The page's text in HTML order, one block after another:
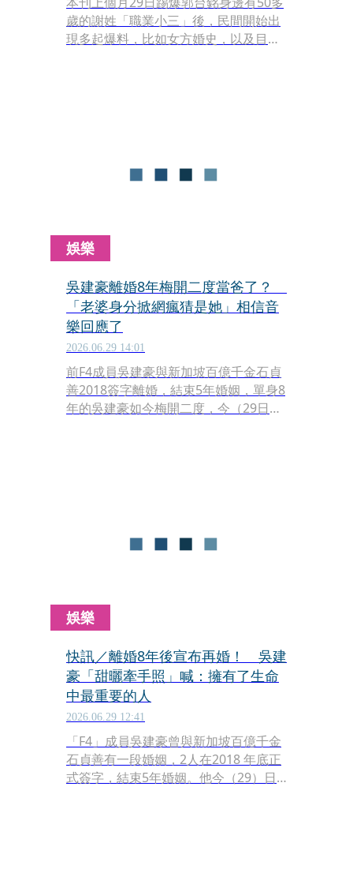
歲的謝姓「職業小三」後，民間開始出
現多起爆料，比如女方婚史，以及目前
娛樂
吳建豪離婚8年梅開二度當爸了？
「老婆身分掀網瘋猜是她」相信音
樂回應了
2026.06.29 14:01
前F4成員吳建豪與新加坡百億千金石貞
善2018簽字離婚，結束5年婚姻，單身8
年的吳建豪如今梅開二度，今（29日）
娛樂
快訊／離婚8年後宣布再婚！ 吳建
豪「甜曬牽手照」喊：擁有了生命
中最重要的人
2026.06.29 12:41
「F4」成員吳建豪曾與新加坡百億千金
石貞善有一段婚姻，2人在2018 年底正
式簽字，結束5年婚姻。他今（29）日